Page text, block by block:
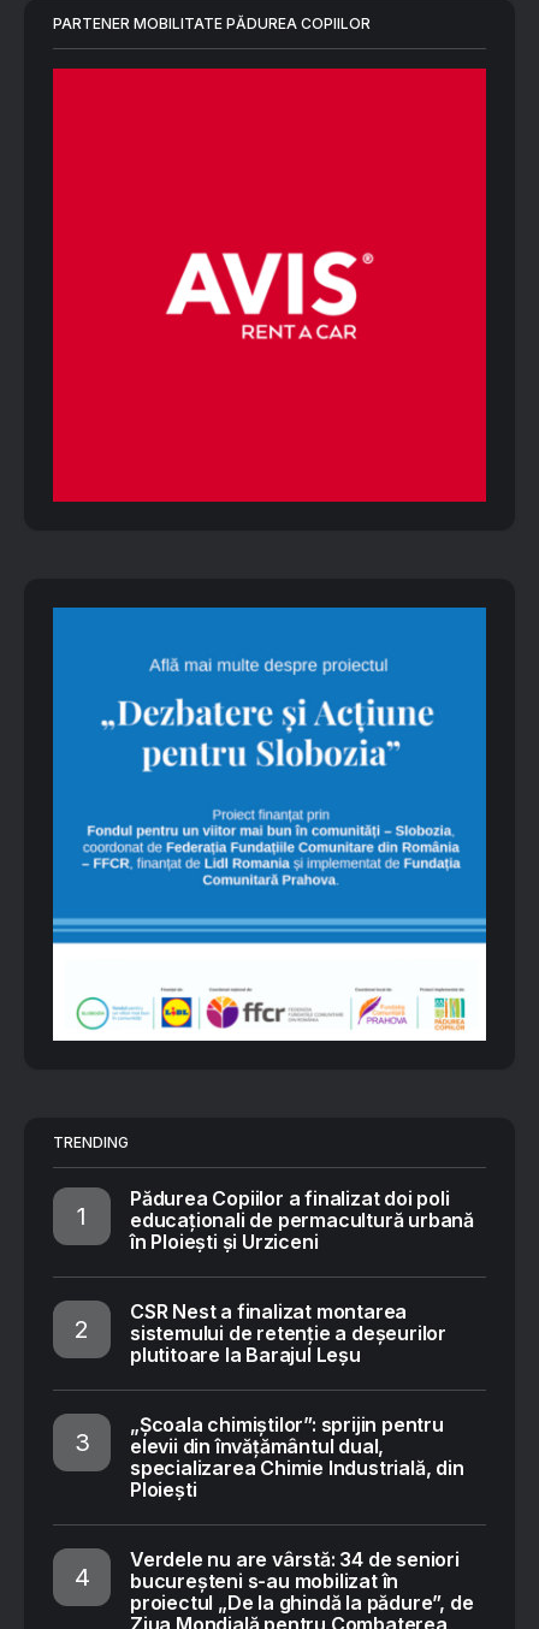
PARTENER MOBILITATE PĂDUREA COPIILOR
TRENDING
Pădurea Copiilor a finalizat doi poli
educaționali de permacultură urbană
în Ploiești și Urziceni
CSR Nest a finalizat montarea
sistemului de retenție a deșeurilor
plutitoare la Barajul Leșu
„Școala chimiștilor”: sprijin pentru
elevii din învățământul dual,
specializarea Chimie Industrială, din
Ploiești
Verdele nu are vârstă: 34 de seniori
bucureșteni s-au mobilizat în
proiectul „De la ghindă la pădure”, de